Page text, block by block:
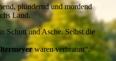
plündernd und mordend
Land.
Schutt und Asche. Selbst die
waren verbrannt“.